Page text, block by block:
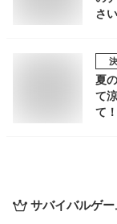
さい
夏
て
て！
サバイバルゲー